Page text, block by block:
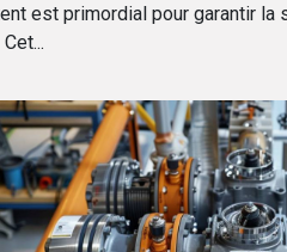
est primordial pour garantir